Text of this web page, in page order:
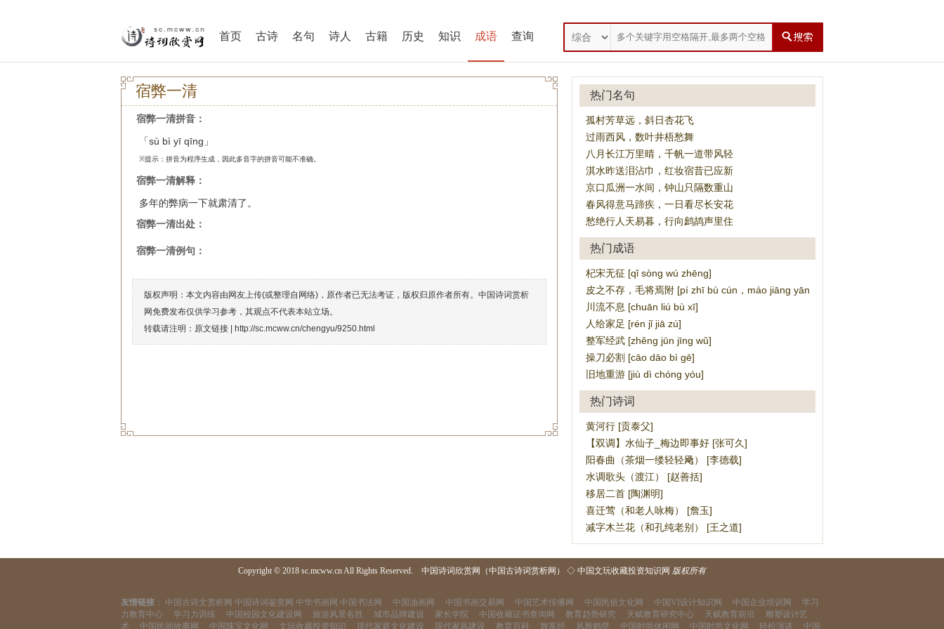
首页 古诗 名句 诗人 古籍 历史 知识 成语 查询
宿弊一清
宿弊一清拼音：
「sù bì yī qīng」
※提示：拼音为程序生成，因此多音字的拼音可能不准确。
宿弊一清解释：
多年的弊病一下就肃清了。
宿弊一清出处：
宿弊一清例句：
版权声明：本文内容由网友上传(或整理自网络)，原作者已无法考证，版权归原作者所有。中国诗词赏析
网免费发布仅供学习参考，其观点不代表本站立场。
转载请注明：原文链接 |
http://sc.mcww.cn/chengyu/9250.html
热门名句
孤村芳草远，斜日杏花飞
过雨西风，数叶井梧愁舞
八月长江万里晴，千帆一道带风轻
淇水昨送泪沾巾，红妆宿昔已应新
京口瓜洲一水间，钟山只隔数重山
春风得意马蹄疾，一日看尽长安花
愁绝行人天易暮，行向鹧鸪声里住
热门成语
杞宋无征 [qǐ sòng wú zhēng]
皮之不存，毛将焉附 [pí zhī bù cún，máo jiāng yān fù]
川流不息 [chuān liú bù xī]
人给家足 [rén jǐ jiā zú]
整军经武 [zhěng jūn jīng wǔ]
操刀必割 [cāo dāo bì gē]
旧地重游 [jiù dì chóng yóu]
热门诗词
黄河行 [贡泰父]
【双调】水仙子_梅边即事好 [张可久]
阳春曲（茶烟一缕轻轻飏） [李德载]
水调歌头（渡江） [赵善括]
移居二首 [陶渊明]
喜迁莺（和老人咏梅） [詹玉]
减字木兰花（和孔纯老别） [王之道]
Copyright © 2018 sc.mcww.cn All Rights Reserved. 中国诗词欣赏网（中国古诗词赏析网） ◇ 中国文玩收藏投资知识网 版权所有
友情链接 ： 中国古诗文赏析网 中国诗词鉴赏网 中华书画网 中国书法网 中国油画网 中国书画交易网 中国艺术传播网 中国民俗文化网 中国VI设计知识网 中国企业培训网
学习
力教育中心
学习力训练 中国校园文化建设网 旅游风景名胜 城市品牌建设 家长学院 中国收藏证书查询网 教育趋势研究 天赋教育研究中心 天赋教育前沿
雕塑设计艺
术
中国民间故事网 中国珠宝文化网 文玩收藏投资知识 现代家庭文化建设 现代家风建设 教育百科 致富经 风雅鹤壁 中国时尚休闲网 中国时尚文化网 轻松演讲 中国